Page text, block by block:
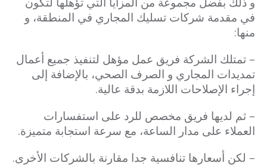
في مقدمة شركات تسليك المجاري في المنطقة، و
منها:
– تمتلك الشركة فريق عمل مؤهل لتنفيذ جميع أعمال
تمديدات المجاري و الصرف الصحي، بالإضافة إلى
إجراء الإصلاحات اللازمة بدقة عالية.
– ثم لديها فريق مخصص للرد على استفسارات
العملاء على مدار الساعة، مع سرعة استجابة متميزة.
– لكن أسعارها تنافسية جدا مقارنة بالشركات الأخرى.